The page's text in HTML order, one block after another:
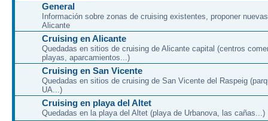
General
Información sobre zonas de cruising existentes, proponer
Alicante
Cruising en Alicante
Quedadas en sitios de cruising de Alicante capital (centros
playas, aparcamientos...)
Cruising en San Vicente
Quedadas en sitios de cruising de San Vicente del Raspeig
UA...)
Cruising en playa del Altet
Quedadas en la playa del Altet (playa de Urbanova, las cañas...)